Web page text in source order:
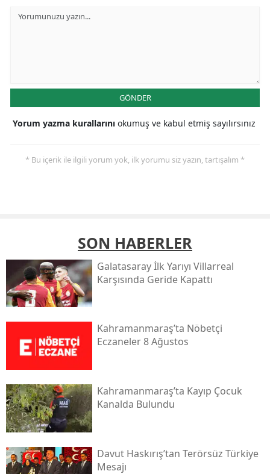
GÖNDER
Yorum yazma kurallarını okumuş ve kabul etmiş sayılırsınız
* Bu içerik ile ilgili yorum yok, ilk yorumu siz yazın, tartışalım *
SON HABERLER
Galatasaray İlk Yarıyı Villarreal
Karşısında Geride Kapattı
Kahramanmaraş’ta Nöbetçi
Eczaneler 8 Ağustos
Kahramanmaraş’ta Kayıp Çocuk
Kanalda Bulundu
Davut Haskırış’tan Terörsüz Türkiye
Mesajı